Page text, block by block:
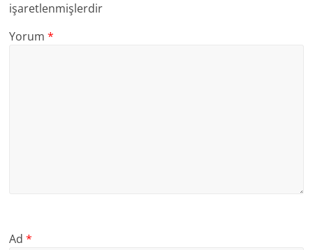
işaretlenmişlerdir
Yorum*
Ad*